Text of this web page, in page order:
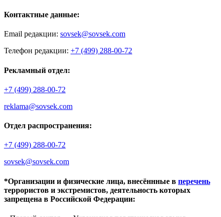
Контактные данные:
Email редакции: sovsek@sovsek.com
Телефон редакции: +7 (499) 288-00-72
Рекламный отдел:
+7 (499) 288-00-72
reklama@sovsek.com
Отдел распространения:
+7 (499) 288-00-72
sovsek@sovsek.com
*Организации и физические лица, внесённные в перечень
террористов и экстремистов, деятельность которых
запрещена в Российской Федерации: